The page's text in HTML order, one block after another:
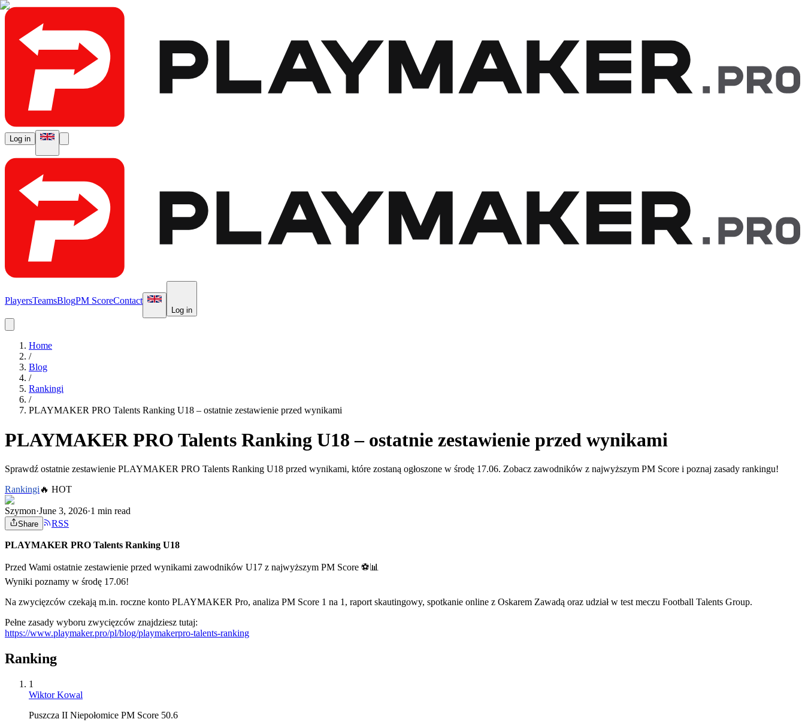
Log in
PlayersTeamsBlogPM ScoreContact
Log in
Home
/
Blog
/
Rankingi
/
PLAYMAKER PRO Talents Ranking U18 – ostatnie zestawienie przed wynikami
PLAYMAKER PRO Talents Ranking U18 – ostatnie zestawienie przed wynikami
Sprawdź ostatnie zestawienie PLAYMAKER PRO Talents Ranking U18 przed wynikami, które zostaną ogłoszone w środę 17.06. Zobacz zawodników z najwyższym PM Score i poznaj zasady rankingu!
Rankingi 🔥 HOT
Szymon·June 3, 2026·1 min read
Share RSS
PLAYMAKER PRO Talents Ranking U18
Przed Wami ostatnie zestawienie przed wynikami zawodników U17 z najwyższym PM Score ⚽📊
Wyniki poznamy w środę 17.06!
Na zwycięzców czekają m.in. roczne konto PLAYMAKER Pro, analiza PM Score 1 na 1, raport skautingowy, spotkanie online z Oskarem Zawadą oraz udział w test meczu Football Talents Group.
Pełne zasady wyboru zwycięzców znajdziesz tutaj:
https://www.playmaker.pro/pl/blog/playmakerpro-talents-ranking
Ranking
1
Wiktor Kowal
Puszcza II Niepołomice PM Score 50.6